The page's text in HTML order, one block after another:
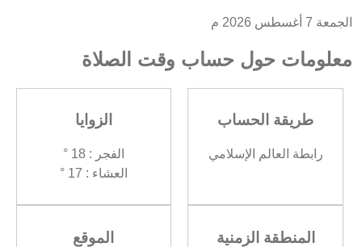
الجمعة 7 أغسطس 2026 م
معلومات حول حساب وقت الصلاة
طريقة الحساب
رابطة العالم الإسلامي
الزوايا
الفجر : 18 °
العشاء : 17 °
المنطقة الزمنية الموقع